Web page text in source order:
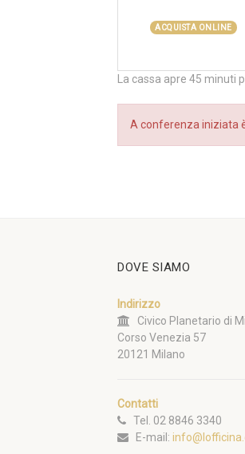
ACQUISTA ONLINE
La cassa apre 45 minuti
A conferenza iniziata
DOVE SIAMO
Indirizzo
Civico Planetario di
Corso Venezia 57
20121 Milano
Contatti
Tel. 02 8846 3340
E-mail: